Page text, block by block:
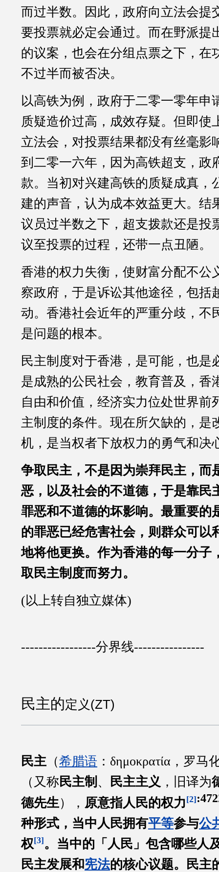
而过半数。因此，政府向立法会提
要投票就必定会通过。而在野派提
的议案，也会在分组点票之下，在
不过半而被否决。
以高铁为例，政府于二零一零年申
质疑造价过高，成效存疑。但即使
立法会，对投票结果都没有丝毫影
到二零一六年，因为高铁超支，政
款。当初对兴建高铁的质疑成真，
建的声音，认为成本效益更大。结
议员过半数之下，超支拨款还是投
议至投票的过程，还带一点丑陋。
香港的权力失衡，使财富分配不公
察政府，于是诉讼其他途径，包括
动。香港社会近年的严重分歧，不
是问题的根本。
民主制度对于香港，是可能，也是
是成熟的公民社会，教育普及，香
自由和价值，经济实力位处世界前
主制度的条件。现在所欠缺的，是
机，是当权者下放权力的勇气和决
争取民主，不是因为崇拜民主，而
恶，以及社会的不道德，于是靠民
罪恶和不道德的坏影响。最重要的
的罪恶已经危害社会，则群众可以
地将他更换。作为香港的每一分子
取民主制度而努力。
(以上转自独立媒体)
-----------------分界线----------------
民主的定义(ZT)
民主 （希腊语 ：δημοκρατία， 罗马
（又称民主制 、 民主主义 ，旧译为
德先生）， 原意指人民的权力[2]
种形式，当中人民拥有平等参与公
权[3]。当中的「人民」包含哪些人
民主发展和宪法的核心议题。民主